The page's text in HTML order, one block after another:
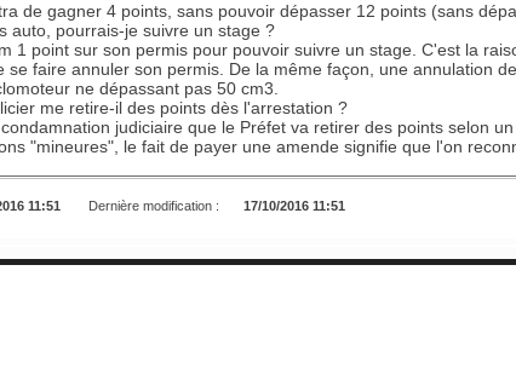
de gagner 4 points, sans pouvoir dépasser 12 points (sans
auto, pourrais-je suivre un stage ?
1 point sur son permis pour pouvoir suivre un stage. C'est la
se faire annuler son permis. De la même façon, une annulation
ne dépassant pas 50 cm3.
me retire-il des points dès l'arrestation ?
judiciaire que le Préfet va retirer des points selon un
"mineures", le fait de payer une amende signifie que l'on
11:51 Dernière modification : 17/10/2016 11:51